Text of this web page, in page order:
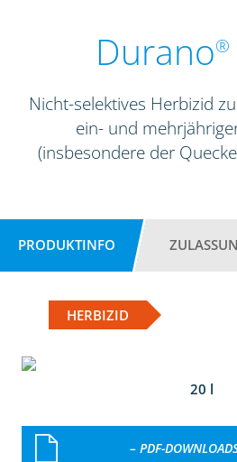
Durano®
Nicht-selektives Herbizid
ein- und
(insbesondere der
PRODUKTINFO
HERBIZID
20 l
– PDF-